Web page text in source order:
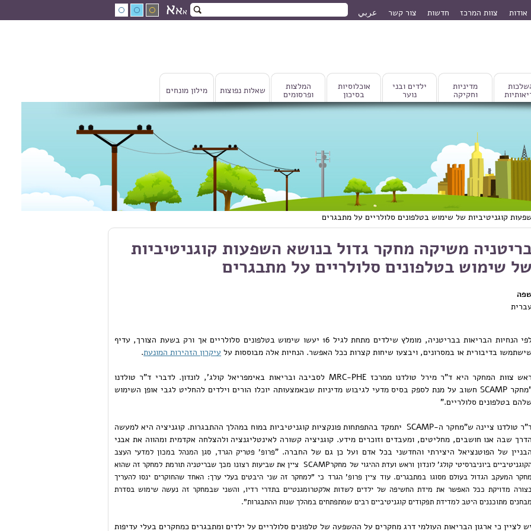
אאא
טופס חיפוש
חיפוש אודות צוות המרכז חדשות צור קשר عربي
מדיניות
וחקיקה
ילדים ובני
נוער
אוכלוסיות
בסיכון
המלצות
ופרסומים שאלות נפוצות מילון מונחים
קוגניטיביות של שימוש בטלפונים סלולריים על מתבגרים
משיקה מחקר גדול בנושא השפעות קוגניטיביות
של שימוש בטלפונים סלולריים על מתבגרים
לפי הנחיות הבריאות בבריטניה, מומלץ שילדים מתחת לגיל 16 יעשו שימוש בטלפונים סלולריים אך ורק בשעת הצורך, עדיף
שישתמשו בדיבורית או במסרונים, ויבצעו שיחות קצרות ככל האפשר. הנחיות אלה מבוססות על עיקרון הזהירות המונעת.
ראש צוות המחקר היא ד"ר מירל טולדנו ממרכז MRC-PHE לסביבה ובריאות באימפריאל קולג', לונדון. לדברי ד"ר טולדנו
"מחקר SCAMP חשוב על מנת לספק בסיס מדעי לגיבוש מדיניות שבאמצעותה יוכלו הורים וילדים להחליט לגבי אופן השימוש
שלהם בטלפונים סלולריים."
ד"ר טולדנו ציינה ש"מחקר ה-SCAMP יתמקד בהתפתחות פונקציות קוגניטיביות במוח במהלך ההתבגרות. קוגניציה היא למעשה
הדרך שבה אנו חושבים, מחליטים, ומעבדים וזוכרים מידע. קוגניציה קשורה לאינטליגנציה ולהצלחה אקדמית ומהווה את אבני
הבניין של הפוטנציאל היצירתי והחדשני בכל אדם ועל כן גם של החברה. "פרופ' פטריק הגרד, סגן המנהל במכון למדעי העצב
הקוגניטיביים ביוניברסיטי קולג' לונדון וראש ועדת ההיגוי של מחקרSCAMP ציין את שביעות רצונו מכך שבריטניה תורמת למחקר זה שהוא
מחקר המעקב הגדול בעולם מסוגו במתבגרים. עוד ציין פרופ' הגרד כי "למחקר זה שני היבטים בעלי ערך: האחד שהחוקרים ינסו להעריך
מדויקת ככל האפשר את מידת החשיפה של ילדים לשדות אלקטרומגנטיים בתדרי רדיו, והשני שבמחקר זה נעשה שימוש בסדרת
מבחנים מתוכננים היטב למדידת תפקודים קוגניטיביים רבים שמתפתחים במהלך שנות ההתבגרות".
יש לציין כי ארגון הבריאות העולמי דרג מחקרים על ההשפעה של טלפונים סלולריים על ילדים ומתבגרים כמחקרים בעלי עדיפות